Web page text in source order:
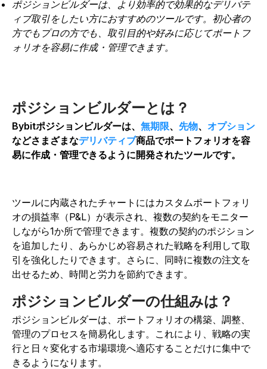
ポジションビルダーは、より効率的で効果的なデリバテ
ィブ取引をしたい方におすすめのツールです。初心者の
方でもプロの方でも、取引目的や好みに応じてポートフ
ォリオを容易に作成・管理できます。
ポジションビルダーとは？
Bybitポジションビルダーは、 無期限、 先物、 オプション
などさまざまなデリバティブ商品でポートフォリオを容
易に作成・管理できるように開発されたツールです。
ツールに内蔵されたチャートにはカスタムポートフォリ
オの損益率（P&L）が表示され、複数の契約をモニター
しながら1か所で管理できます。複数の契約のポジション
を追加したり、あらかじめ容易された戦略を利用して取
引を強化したりできます。さらに、同時に複数の注文を
出せるため、時間と労力を節約できます。
ポジションビルダーの仕組みは？
ポジションビルダーは、ポートフォリオの構築、調整、
管理のプロセスを簡易化します。これにより、戦略の実
行と日々変化する市場環境へ適応することだけに集中で
きるようになります。